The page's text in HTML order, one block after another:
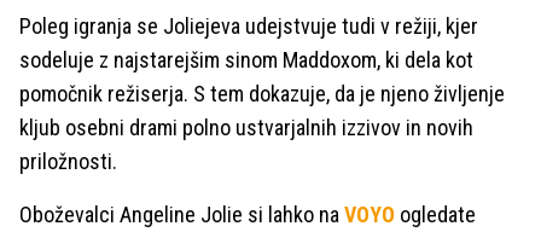
Poleg igranja se Joliejeva udejstvuje tudi v režiji, kjer
sodeluje z najstarejšim sinom Maddoxom, ki dela kot
pomočnik režiserja. S tem dokazuje, da je njeno življenje
kljub osebni drami polno ustvarjalnih izzivov in novih
priložnosti.
Oboževalci Angeline Jolie si lahko naVOYO ogledate